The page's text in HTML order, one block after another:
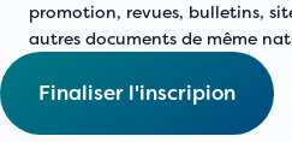
promotion, revues, bulletins,
autres documents de même
Finaliser l'inscripion